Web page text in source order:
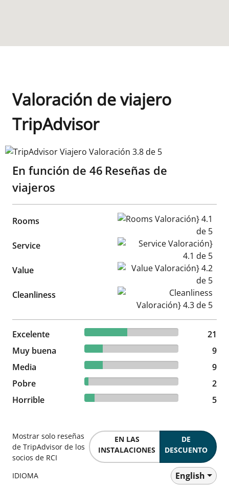
Valoración de viajero
TripAdvisor
TripAdvisor Viajero Valoración 3.8 de 5
En función de 46 Reseñas de
viajeros
Rooms Rooms Valoración} 4.1 de 5
Service Service Valoración} 4.1 de 5
Value Value Valoración} 4.2 de 5
Cleanliness Cleanliness Valoración} 4.3
Excelente 45.65% reviewed Excelente
21 reviews
21
Muy buena
19.57% reviewed Muy buena
9 reviews
9
Media
19.57% reviewed Media
9 reviews
9
Pobre
4.35% reviewed Pobre
2 reviews
2
Horrible
10.87% reviewed Horrible
5 reviews 5
Mostrar solo reseñas
de TripAdvisor de los
socios de RCI
EN LAS
INSTALACIONES
DE
DESCUENTO
IDIOMA English